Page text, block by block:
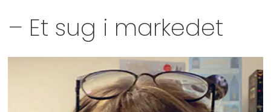
– Et sug i markedet